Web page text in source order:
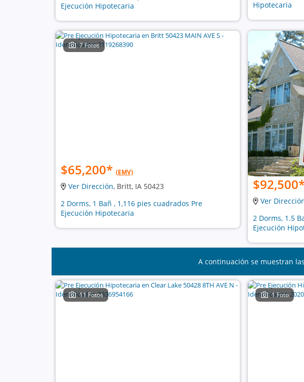
Ejecución Hipotecaria
Hipotecaria
7 Fotos
$65,200* (EMV)
Ver Dirección, Britt, IA 50423
2 Dorms, 1 Bañ , 1,116 pies cuadrados Pre
Ejecución Hipotecaria
$92,500
Ver
2 Dorms, 1.5
Ejecución
A continuación se muestran
11 Fotos 1 Foto